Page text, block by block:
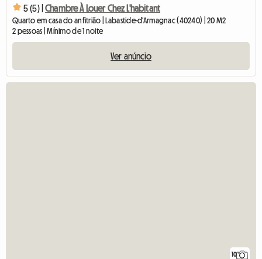
5 (5) | Chambre À Louer Chez L'habitant
Quarto em casa do anfitrião | Labastide-d'Armagnac (40240) | 20 M2
2 pessoas | Mínimo de 1 noite
Ver anúncio
10